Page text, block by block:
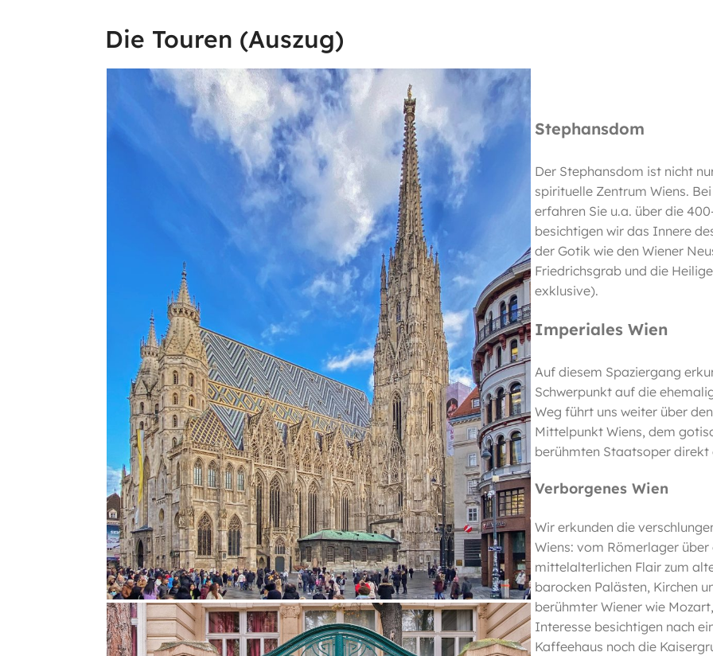
Die Touren (Auszug)
Stephansdom
Der Stephansdom ist nicht
spirituelle Zentrum Wiens.
erfahren Sie u.a. über die
besichtigen wir das Innere
der Gotik wie den Wiener
Friedrichsgrab und die
exklusive).
Imperiales Wien
Auf diesem Spaziergang
Schwerpunkt auf die
Weg führt uns weiter über
Mittelpunkt Wiens, dem
berühmten Staatsoper direkt
Verborgenes Wien
Wir erkunden die
Wiens: vom Römerlager
mittelalterlichen Flair zum
barocken Palästen, Kirchen
berühmter Wiener wie
Interesse besichtigen nach
Kaffeehaus noch die